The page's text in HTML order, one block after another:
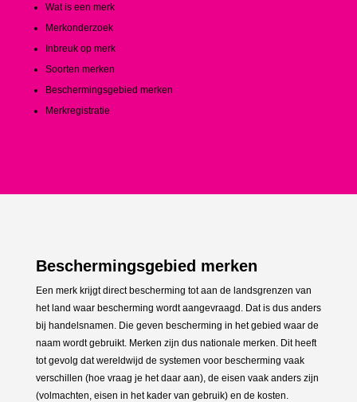
Wat is een merk
Merkonderzoek
Inbreuk op merk
Soorten merken
Beschermingsgebied merken
Merkregistratie
Beschermingsgebied merken
Een merk krijgt direct bescherming tot aan de landsgrenzen van
het land waar bescherming wordt aangevraagd. Dat is dus anders
bij handelsnamen. Die geven bescherming in het gebied waar de
naam wordt gebruikt. Merken zijn dus nationale merken. Dit heeft
tot gevolg dat wereldwijd de systemen voor bescherming vaak
verschillen (hoe vraag je het daar aan), de eisen vaak anders zijn
(volmachten, eisen in het kader van gebruik) en de kosten.